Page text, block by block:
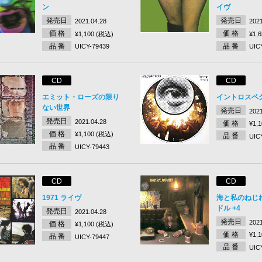
ン
発売日
2021.04.28
価 格 ¥1,100 (税込)
品 番 UICY-79439
イヴ
発売日
価 格
品 番
CD
エミット・ローズの限り
ない世界
発売日
2021.04.28
価 格 ¥1,100 (税込)
品 番 UICY-79443
CD
イントロスペ
発売日
価 格
品 番
CD
1971 ライヴ
発売日
2021.04.28
価 格 ¥1,100 (税込)
品 番 UICY-79447
CD
海と私のねじ
ドル +4
発売日
価 格
品 番